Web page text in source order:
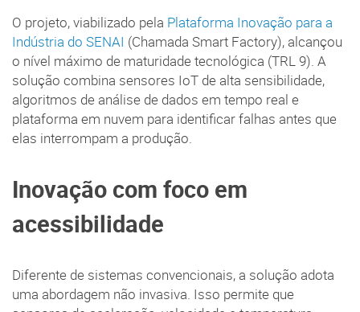
O projeto, viabilizado pela Plataforma Inovação para a
Indústria do SENAI (Chamada Smart Factory), alcançou
o nível máximo de maturidade tecnológica (TRL 9). A
solução combina sensores IoT de alta sensibilidade,
algoritmos de análise de dados em tempo real e
plataforma em nuvem para identificar falhas antes que
elas interrompam a produção.
Inovação com foco em
acessibilidade
Diferente de sistemas convencionais, a solução adota
uma abordagem não invasiva. Isso permite que